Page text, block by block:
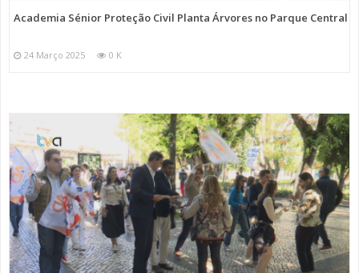
Academia Sénior Proteção Civil Planta Árvores no Parque Central
24 Março 2025 0 K